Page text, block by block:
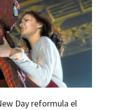
Day reformula el